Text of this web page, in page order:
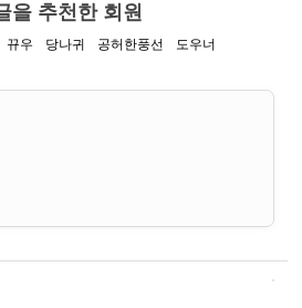
을 추천한 회원
뀨우 당나귀 공허한풍선 도우너